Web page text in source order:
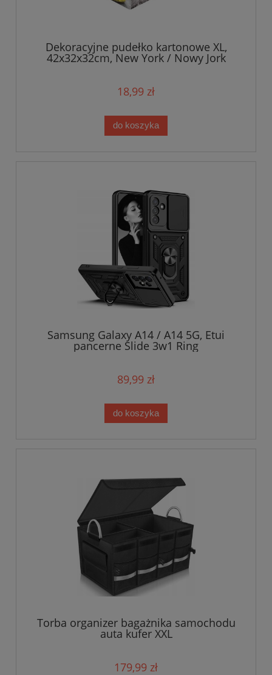
Dekoracyjne pudełko kartonowe XL,
42x32x32cm, New York / Nowy Jork
18,99 zł
do koszyka
Samsung Galaxy A14 / A14 5G, Etui
pancerne Slide 3w1 Ring
89,99 zł
do koszyka
Torba organizer bagażnika samochodu
auta kufer XXL
179,99 zł